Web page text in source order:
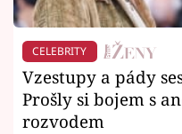
CELEBRITY
Vzestupy a pády
Prošly si bojem s
rozvodem